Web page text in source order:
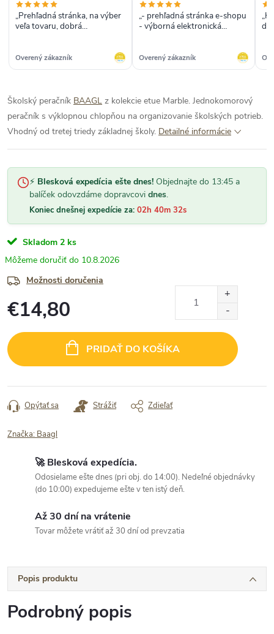
„Prehľadná stránka, na výber
veľa tovaru, dobrá
Overený zákazník
„- prehľadná stránka e-shopu
- výborná elektronická
Overený zákazník
Školský peračník BAAGL z kolekcie etue Marble. Jednokomorový
peračník s výklopnou chlopňou na organizovanie školských potrieb.
Vhodný od tretej triedy základnej školy. Detailné informácie
⚡ Blesková expedícia ešte dnes! Objednajte do 13:45 a
balíček odovzdáme dopravcovi dnes.
Koniec dnešnej expedície za: 02h 40m 31s
Skladom 2 ks
10.8.2026
Možnosti doručenia
€14,80
cena:
PRIDAŤ DO KOŠÍKA
Opýtať sa Strážiť Zdieľať
Značka: Baagl
🚀 Blesková expedícia.
Odosielame ešte dnes (pri obj. do 14:00). Nedeľné objednávky
(do 10:00) expedujeme ešte v ten istý deň.
Až 30 dní na vrátenie
Tovar môžete vrátiť až 30 dní od prevzatia
Popis produktu
Podrobný popis